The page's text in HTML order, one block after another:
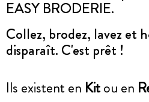
EASY BRODERIE.
Collez, brodez, lavez et
disparaît. C'est prêt !
Ils existent en Kitou en